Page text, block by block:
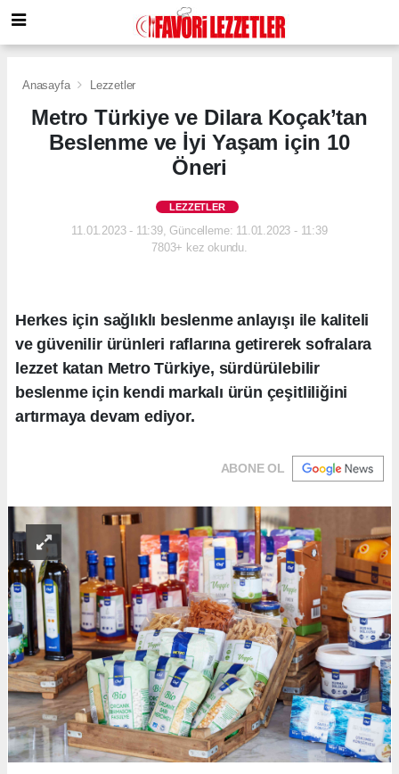
Anasayfa Lezzetler
Metro Türkiye ve Dilara Koçak’tan
Beslenme ve İyi Yaşam için 10
Öneri
LEZZETLER
11.01.2023 - 11:39, Güncelleme: 11.01.2023 - 11:39
7803+ kez okundu.
Herkes için sağlıklı beslenme anlayışı ile kaliteli
ve güvenilir ürünleri raflarına getirerek sofralara
lezzet katan Metro Türkiye, sürdürülebilir
beslenme için kendi markalı ürün çeşitliliğini
artırmaya devam ediyor.
ABONE OL